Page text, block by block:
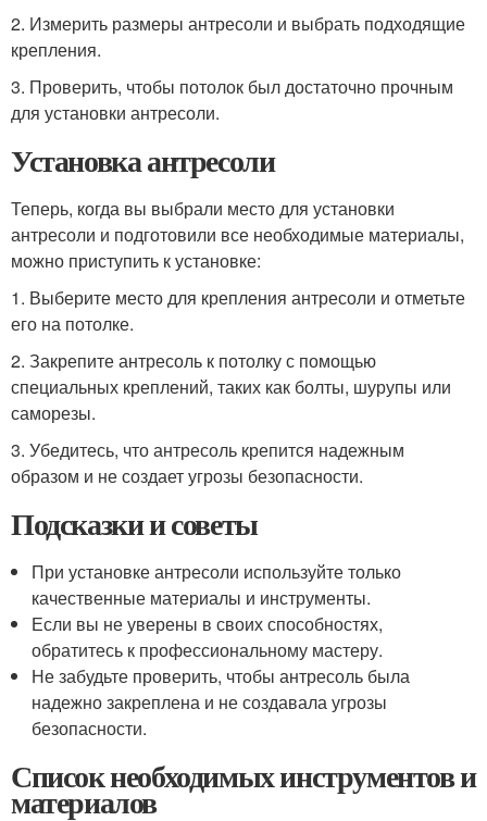
2. Измерить размеры антресоли и выбрать подходящие
крепления.
3. Проверить, чтобы потолок был достаточно прочным
для установки антресоли.
Установка антресоли
Теперь, когда вы выбрали место для установки
антресоли и подготовили все необходимые материалы,
можно приступить к установке:
1. Выберите место для крепления антресоли и отметьте
его на потолке.
2. Закрепите антресоль к потолку с помощью
специальных креплений, таких как болты, шурупы или
саморезы.
3. Убедитесь, что антресоль крепится надежным
образом и не создает угрозы безопасности.
Подсказки и советы
При установке антресоли используйте только
качественные материалы и инструменты.
Если вы не уверены в своих способностях,
обратитесь к профессиональному мастеру.
Не забудьте проверить, чтобы антресоль была
надежно закреплена и не создавала угрозы
безопасности.
Список необходимых инструментов и
материалов